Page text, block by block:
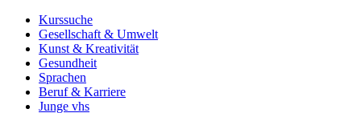
Kurssuche
Gesellschaft & Umwelt
Kunst & Kreativität
Gesundheit
Sprachen
Beruf & Karriere
Junge vhs